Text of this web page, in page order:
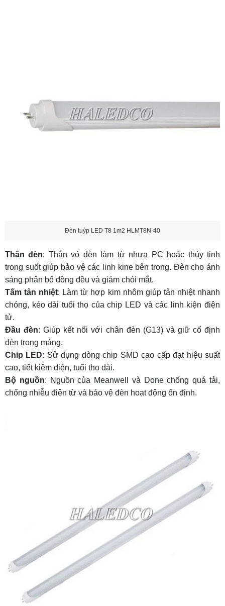
Đèn tuýp LED T8 1m2 HLMT8N-40
Thân đèn: Thân vỏ đèn làm từ nhựa PC hoặc thủy tinh
trong suốt giúp bảo vệ các linh kine bên trong. Đèn cho ánh
sáng phân bổ đồng đều và giảm chói mắt.
Tấm tản nhiệt: Làm từ hợp kim nhôm giúp tản nhiệt nhanh
chóng, kéo dài tuổi thọ của chip LED và các linh kiện điện
tử.
Đầu đèn: Giúp kết nối với chân đèn (G13) và giữ cố định
đèn trong máng.
Chip LED: Sử dụng dòng chip SMD cao cấp đạt hiệu suất
cao, tiết kiệm điện, tuổi thọ dài.
Bộ nguồn: Nguồn của Meanwell và Done chống quá tải,
chống nhiễu điện từ và bảo vệ đèn hoạt động ổn định.